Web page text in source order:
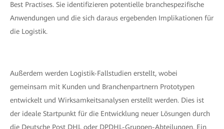
Best Practises. Sie identifizieren potentielle branchespezifische
Anwendungen und die sich daraus ergebenden Implikationen für
die Logistik.
Außerdem werden Logistik-Fallstudien erstellt, wobei
gemeinsam mit Kunden und Branchenpartnern Prototypen
entwickelt und Wirksamkeitsanalysen erstellt werden. Dies ist
der ideale Startpunkt für die Entwicklung neuer Lösungen durch
die Deutsche Post DHL oder DPDHL-Gruppen-Abteilungen. Ein